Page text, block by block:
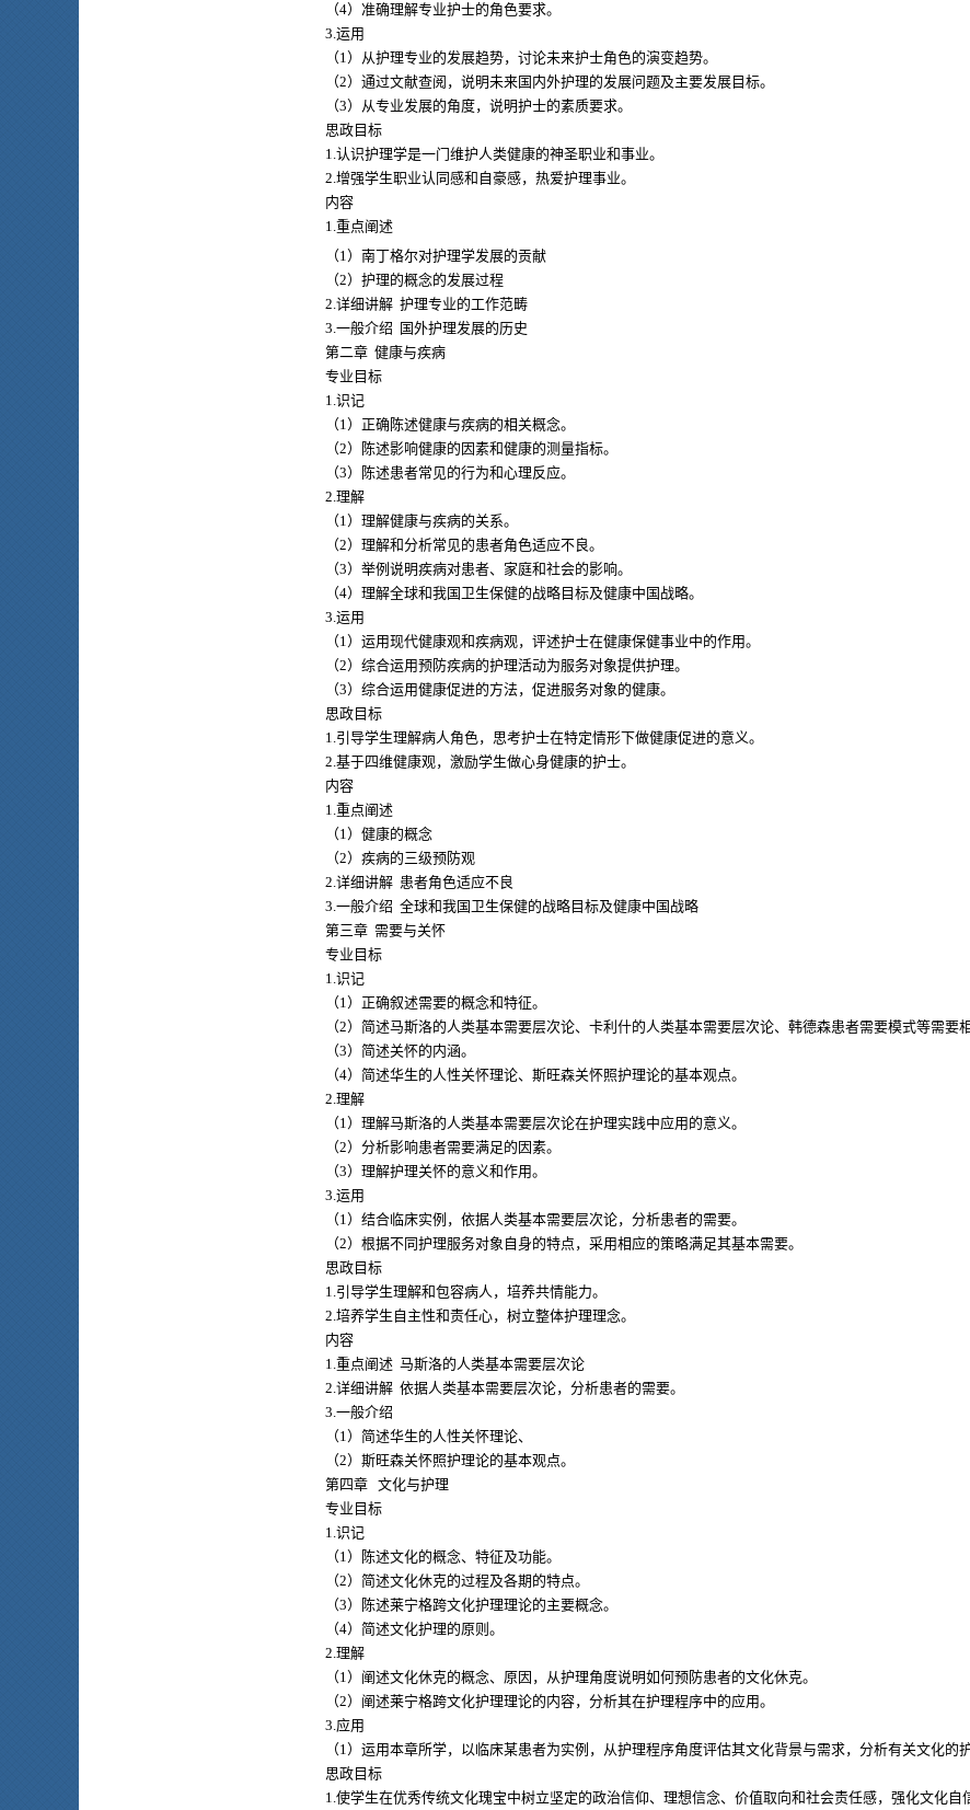
（4）准确理解专业护士的角色要求。
3.运用
（1）从护理专业的发展趋势，讨论未来护士角色的演变趋势。
（2）通过文献查阅，说明未来国内外护理的发展问题及主要发展目标。
（3）从专业发展的角度，说明护士的素质要求。
思政目标
1.认识护理学是一门维护人类健康的神圣职业和事业。
2.增强学生职业认同感和自豪感，热爱护理事业。
内容
1.重点阐述
（1）南丁格尔对护理学发展的贡献
（2）护理的概念的发展过程
2.详细讲解 护理专业的工作范畴
3.一般介绍 国外护理发展的历史
第二章 健康与疾病
专业目标
1.识记
（1）正确陈述健康与疾病的相关概念。
（2）陈述影响健康的因素和健康的测量指标。
（3）陈述患者常见的行为和心理反应。
2.理解
（1）理解健康与疾病的关系。
（2）理解和分析常见的患者角色适应不良。
（3）举例说明疾病对患者、家庭和社会的影响。
（4）理解全球和我国卫生保健的战略目标及健康中国战略。
3.运用
（1）运用现代健康观和疾病观，评述护士在健康保健事业中的作用。
（2）综合运用预防疾病的护理活动为服务对象提供护理。
（3）综合运用健康促进的方法，促进服务对象的健康。
思政目标
1.引导学生理解病人角色，思考护士在特定情形下做健康促进的意义。
2.基于四维健康观，激励学生做心身健康的护士。
内容
1.重点阐述
（1）健康的概念
（2）疾病的三级预防观
2.详细讲解 患者角色适应不良
3.一般介绍 全球和我国卫生保健的战略目标及健康中国战略
第三章 需要与关怀
专业目标
1.识记
（1）正确叙述需要的概念和特征。
（2）简述马斯洛的人类基本需要层次论、卡利什的人类基本需要层次论、韩德森患者需要模式等需要
（3）简述关怀的内涵。
（4）简述华生的人性关怀理论、斯旺森关怀照护理论的基本观点。
2.理解
（1）理解马斯洛的人类基本需要层次论在护理实践中应用的意义。
（2）分析影响患者需要满足的因素。
（3）理解护理关怀的意义和作用。
3.运用
（1）结合临床实例，依据人类基本需要层次论，分析患者的需要。
（2）根据不同护理服务对象自身的特点，采用相应的策略满足其基本需要。
思政目标
1.引导学生理解和包容病人，培养共情能力。
2.培养学生自主性和责任心，树立整体护理理念。
内容
1.重点阐述 马斯洛的人类基本需要层次论
2.详细讲解 依据人类基本需要层次论，分析患者的需要。
3.一般介绍
（1）简述华生的人性关怀理论、
（2）斯旺森关怀照护理论的基本观点。
第四章 文化与护理
专业目标
1.识记
（1）陈述文化的概念、特征及功能。
（2）简述文化休克的过程及各期的特点。
（3）陈述莱宁格跨文化护理理论的主要概念。
（4）简述文化护理的原则。
2.理解
（1）阐述文化休克的概念、原因，从护理角度说明如何预防患者的文化休克。
（2）阐述莱宁格跨文化护理理论的内容，分析其在护理程序中的应用。
3.应用
（1）运用本章所学，以临床某患者为实例，从护理程序角度评估其文化背景与需求，分析有关文化的
思政目标
1.使学生在优秀传统文化瑰宝中树立坚定的政治信仰、理想信念、价值取向和社会责任感，强化文化自